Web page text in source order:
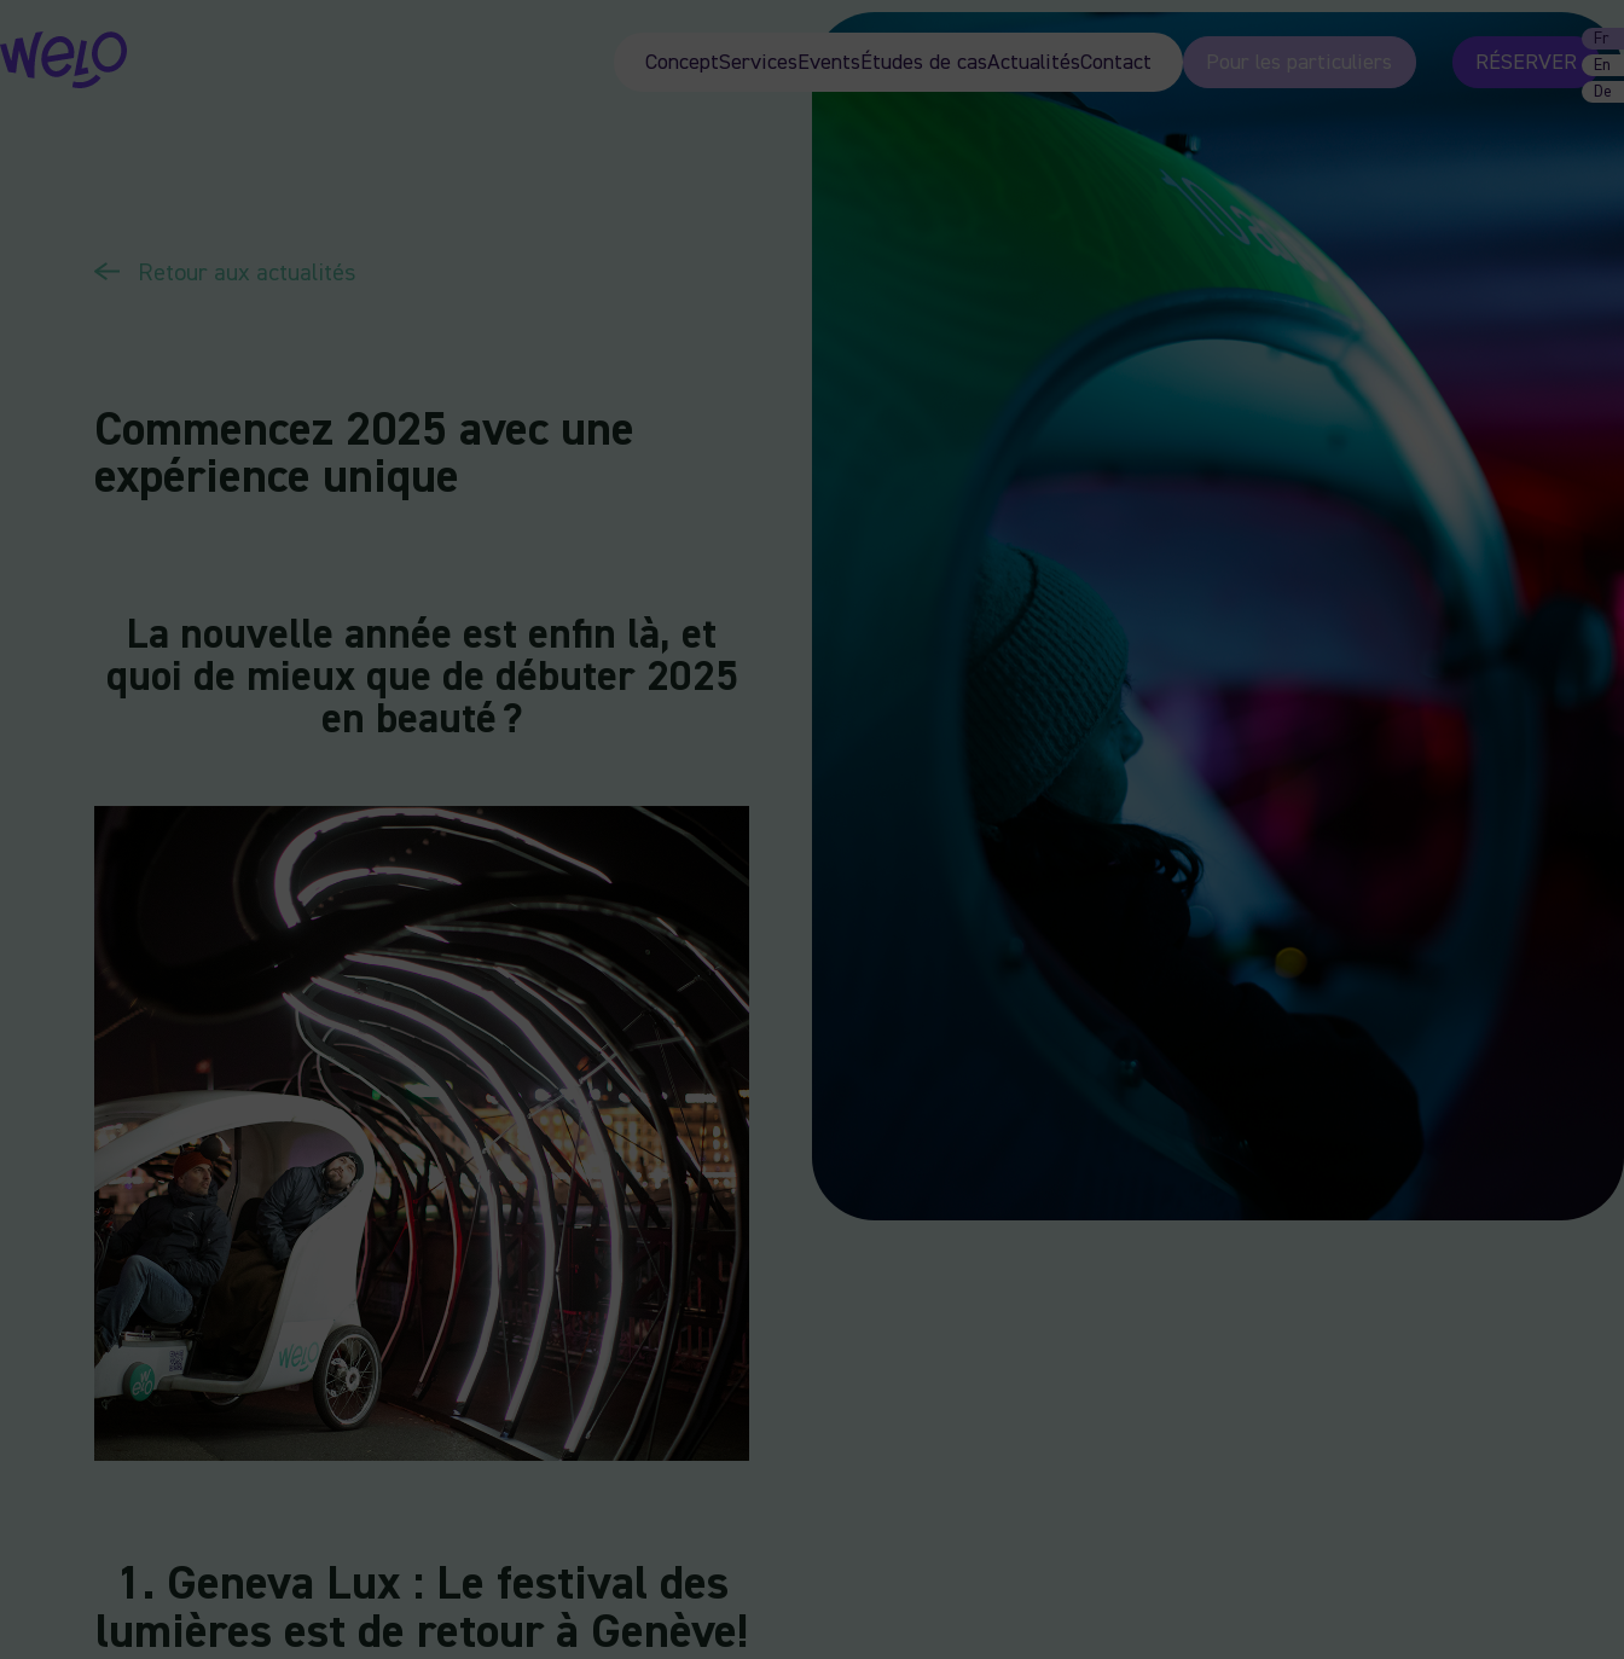
Skip
to
ConceptServices Events Études de casActualitésContact Pour les particuliers RÉSERVER
Fr
En
De
Retour aux actualités
Commencez 2025 avec une
expérience unique
La nouvelle année est enfin là, et
quoi de mieux que de débuter 2025
en beauté ?
1. Geneva Lux : Le festival des
lumières est de retour à Genève!